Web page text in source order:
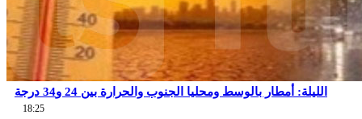
الليلة: أمطار بالوسط ومحليا الجنوب والحرارة بين 24 و34 درجة
18:25